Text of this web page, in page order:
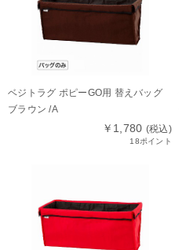
ベジトラグ ポピーGO用 替えバッグ
ブラウン /A
￥1,780 (税込)
18ポイント